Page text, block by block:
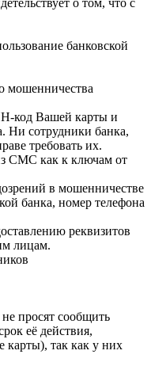
банковской
мошенничества
код Вашей карты и
Ни сотрудники банка,
требовать их.
СМС как к ключам от
в мошенничестве
банка, номер телефона
реквизитов
лицам.
просят сообщить
её действия,
карты), так как у них